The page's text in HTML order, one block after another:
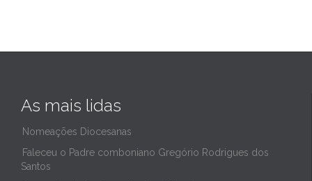
As mais lidas
Nomeações Diocesanas
Faleceu o Padre comboniano Gregório Rodrigues dos
Santos